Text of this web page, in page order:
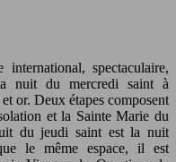
international, spectaculaire,
nuit du mercredi saint à
or. Deux étapes composent
et la Sainte Marie du
du jeudi saint est la nuit
le même espace, il est